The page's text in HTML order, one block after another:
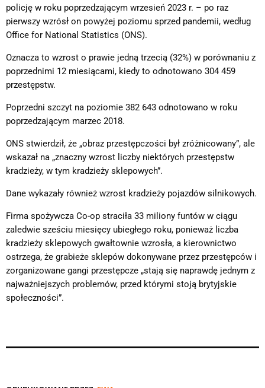
policję w roku poprzedzającym wrzesień 2023 r. – po raz
pierwszy wzrósł on powyżej poziomu sprzed pandemii, według
Office for National Statistics (ONS).
Oznacza to wzrost o prawie jedną trzecią (32%) w porównaniu z
poprzednimi 12 miesiącami, kiedy to odnotowano 304 459
przestępstw.
Poprzedni szczyt na poziomie 382 643 odnotowano w roku
poprzedzającym marzec 2018.
ONS stwierdził, że „obraz przestępczości był zróżnicowany”, ale
wskazał na „znaczny wzrost liczby niektórych przestępstw
kradzieży, w tym kradzieży sklepowych”.
Dane wykazały również wzrost kradzieży pojazdów silnikowych.
Firma spożywcza Co-op straciła 33 miliony funtów w ciągu
zaledwie sześciu miesięcy ubiegłego roku, ponieważ liczba
kradzieży sklepowych gwałtownie wzrosła, a kierownictwo
ostrzega, że grabieże sklepów dokonywane przez przestępców i
zorganizowane gangi przestępcze „stają się naprawdę jednym z
najważniejszych problemów, przed którymi stoją brytyjskie
społeczności”.